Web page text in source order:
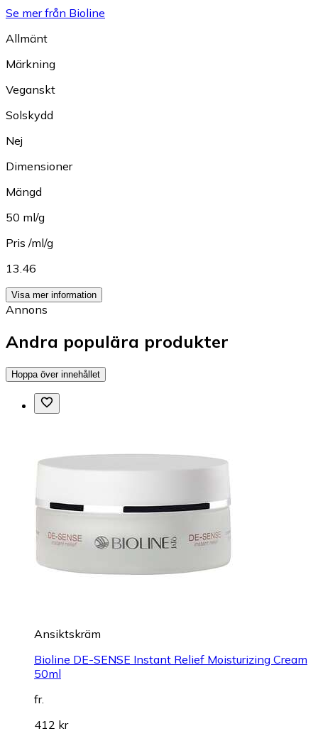
Se mer från Bioline
Allmänt
Märkning
Veganskt
Solskydd
Nej
Dimensioner
Mängd
50 ml/g
Pris /ml/g
13.46
Visa mer information
Annons
Andra populära produkter
Hoppa över innehållet
Ansiktskräm
Bioline DE-SENSE Instant Relief Moisturizing Cream
50ml
fr.
412 kr